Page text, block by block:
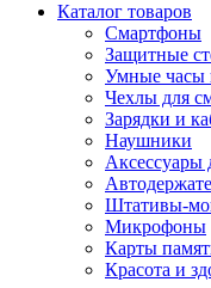
Каталог товаров
Смартфоны
Защитные
Умные часы
Чехлы для
Зарядки и
Наушники
Аксессуары
Штативы-
Микрофоны
Карты
Красота и